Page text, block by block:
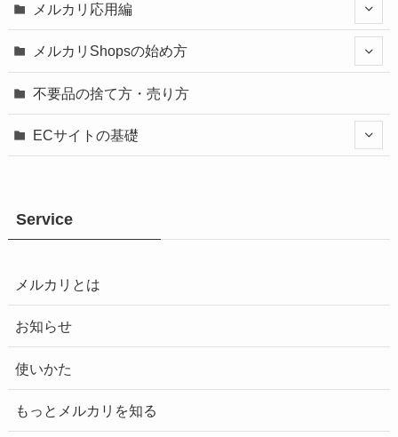
メルカリ応用編
メルカリShopsの始め方
不要品の捨て方・売り方
ECサイトの基礎
Service
メルカリとは
お知らせ
使いかた
もっとメルカリを知る